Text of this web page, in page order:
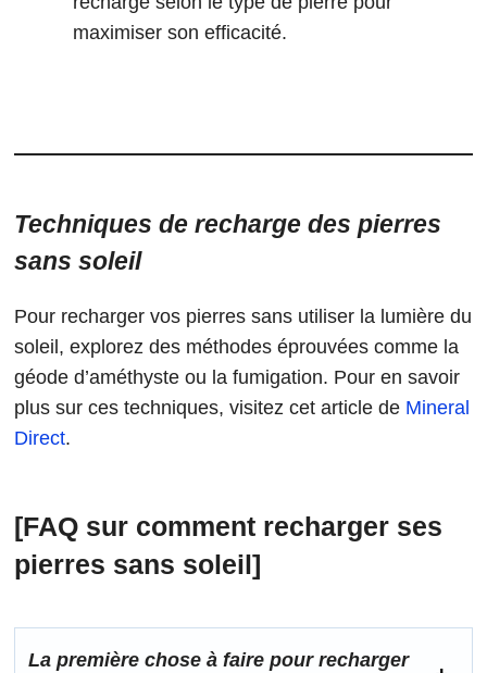
maximiser son efficacité.
Techniques de recharge des pierres
sans soleil
Pour recharger vos pierres sans utiliser la lumière du
soleil, explorez des méthodes éprouvées comme la
géode d’améthyste ou la fumigation. Pour en savoir
plus sur ces techniques, visitez cet article de Mineral
Direct.
[FAQ sur comment recharger ses
pierres sans soleil]
La première chose à faire pour recharger